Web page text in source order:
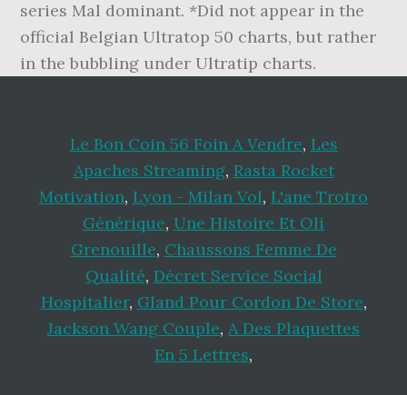
series Mal dominant. *Did not appear in the
official Belgian Ultratop 50 charts, but rather
in the bubbling under Ultratip charts.
Le Bon Coin 56 Foin A Vendre, Les
Apaches Streaming, Rasta Rocket
Motivation, Lyon - Milan Vol, L'ane Trotro
Générique, Une Histoire Et Oli
Grenouille, Chaussons Femme De
Qualité, Décret Service Social
Hospitalier, Gland Pour Cordon De Store,
Jackson Wang Couple, A Des Plaquettes
En 5 Lettres,